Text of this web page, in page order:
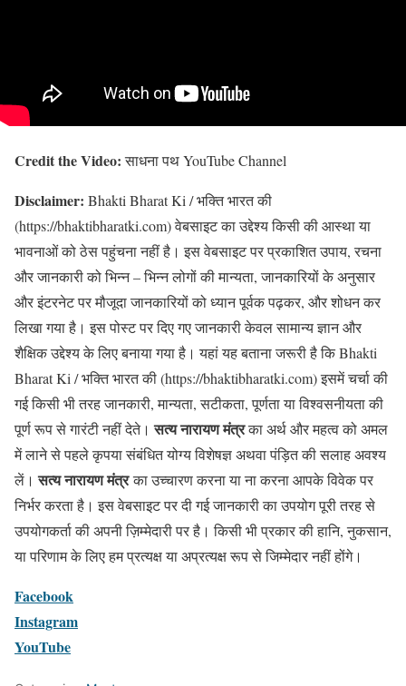
Credit the Video:साधना पथ YouTube Channel
Disclaimer: Bhakti Bharat Ki / भक्ति भारत की
(https://bhaktibharatki.com) वेबसाइट का उद्देश्य किसी की आस्था या
भावनाओं को ठेस पहुंचना नहीं है। इस वेबसाइट पर प्रकाशित उपाय, रचना
और जानकारी को भिन्न – भिन्न लोगों की मान्यता, जानकारियों के अनुसार
और इंटरनेट पर मौजूदा जानकारियों को ध्यान पूर्वक पढ़कर, और शोधन कर
लिखा गया है। इस पोस्ट पर दिए गए जानकारी केवल सामान्य ज्ञान और
शैक्षिक उद्देश्य के लिए बनाया गया है। यहां यह बताना जरूरी है कि Bhakti
Bharat Ki / भक्ति भारत की (https://bhaktibharatki.com) इसमें चर्चा की
गई किसी भी तरह जानकारी, मान्यता, सटीकता, पूर्णता या विश्वसनीयता की
पूर्ण रूप से गारंटी नहीं देते।सत्य नारायण मंत्रका अर्थ और महत्व को अमल
में लाने से पहले कृपया संबंधित योग्य विशेषज्ञ अथवा पंड़ित की सलाह अवश्य
लें।सत्य नारायण मंत्रका उच्चारण करना या ना करना आपके विवेक पर
निर्भर करता है। इस वेबसाइट पर दी गई जानकारी का उपयोग पूरी तरह से
उपयोगकर्ता की अपनी ज़िम्मेदारी पर है। किसी भी प्रकार की हानि, नुकसान,
या परिणाम के लिए हम प्रत्यक्ष या अप्रत्यक्ष रूप से जिम्मेदार नहीं होंगे।
Facebook
Instagram
YouTube